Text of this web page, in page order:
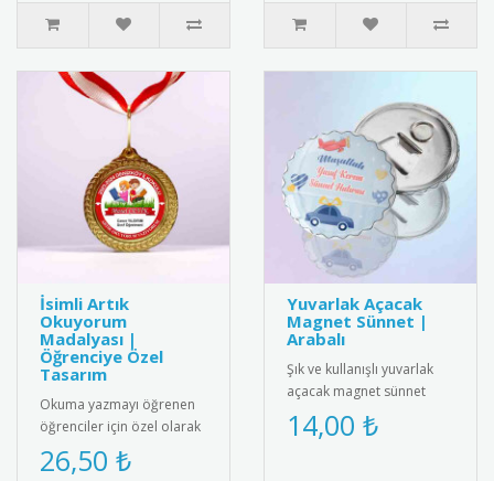
İsimli Artık
Okuyorum
Madalyası |
Öğrenciye Özel
Tasarım
Okuma yazmayı öğrenen
öğrenciler için özel olarak
hazırlanan isimli artık
okuyorum madalyası.
26,50 ₺
Yuvarlak Açacak
Magnet Sünnet |
Arabalı
Şık ve kullanışlı yuvarlak
açacak magnet sünnet
hediyesi. Yüksek kaliteli
mıknatıs ve paslanmaz
14,00 ₺